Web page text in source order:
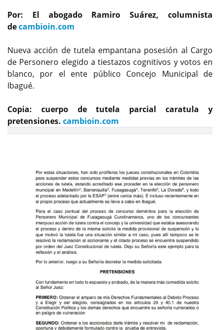
Por: El abogado Ramiro Suárez, columnista
decambioin.com
Nueva acción de tutela empantana posesión al Cargo
de Personero elegido a tiestazos cognitivos y votos en
blanco, por el ente público Concejo Municipal de
Ibagué.
Copia: cuerpo de tutela parcial caratula y
pretensiones. cambioin.com